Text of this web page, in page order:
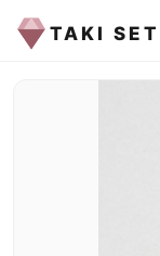
TAKI